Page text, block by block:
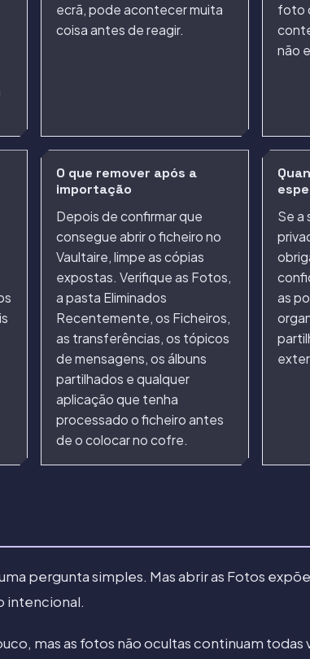
ecrã, pode acontecer muita
coisa antes de reagir.
foto
não
O que remover após a
importação
Depois de confirmar que
consegue abrir o ficheiro no
Vaultaire, limpe as cópias
expostas. Verifique as Fotos,
a pasta Eliminados
Recentemente, os Ficheiros,
as transferências, os tópicos
de mensagens, os álbuns
partilhados e qualquer
aplicação que tenha
processado o ficheiro antes
de o colocar no cofre.
Se a
as
pergunta simples. Mas abrir as Fotos
intencional.
mas as fotos não ocultas continuam todas